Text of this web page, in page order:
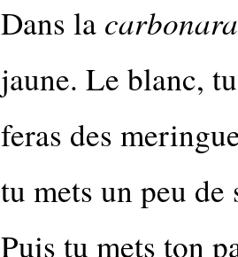
Dans la carbonara
jaune. Le blanc,
feras des
tu mets un peu
Puis tu mets ton